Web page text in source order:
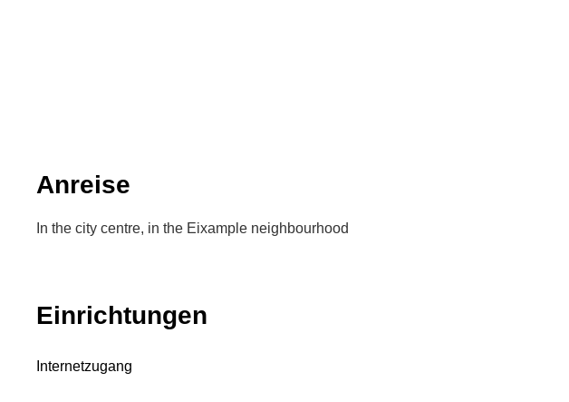
Anreise
In the city centre, in the Eixample neighbourhood
Einrichtungen
Internetzugang